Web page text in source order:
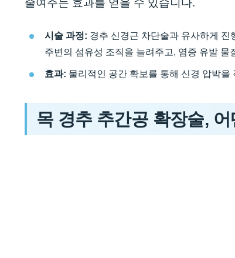
줄여주는 효과를 얻을 수 있습니다.
시술 과정: 경추 신경근 차단술과 유사하게
주변의 섬유성 조직을 늘려주고, 염증 유발 물
효과: 물리적인 공간 확보를 통해 신경 압박
목 경추 추간공 확장술,